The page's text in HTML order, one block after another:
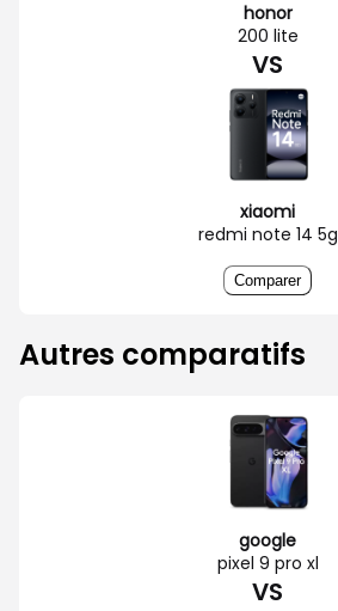
honor
200 lite
VS
xiaomi
redmi note 14 5g
Comparer
Autres comparatifs
google
pixel 9 pro xl
VS